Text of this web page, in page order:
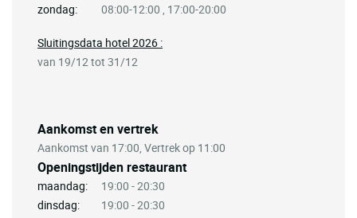
zondag:
08:00-12:00 , 17:00-20:00
Aankomst en vertrek
Aankomst van 17:00, Vertrek op 11:00
Openingstijden restaurant
maandag:
19:00 - 20:30
dinsdag:
19:00 - 20:30
Sluitingsdata hotel 2026 :
van 19/12 tot 31/12